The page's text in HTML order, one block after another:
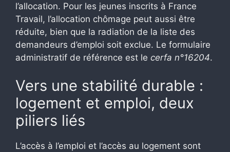
l’allocation. Pour les jeunes inscrits à France
Travail, l’allocation chômage peut aussi être
réduite, bien que la radiation de la liste des
demandeurs d’emploi soit exclue. Le formulaire
administratif de référence est le cerfa n°16204.
Vers une stabilité durable :
logement et emploi, deux
piliers liés
L’accès à l’emploi et l’accès au logement sont